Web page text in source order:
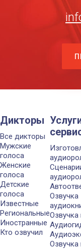
Дикторы
Все дикторы
Мужские
голоса
Женские
голоса
Детские
голоса
Известные
Региональные
Иностранные
Кто озвучил
Озвучка
Озвучка
Озвучка